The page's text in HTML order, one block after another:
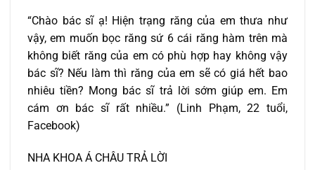
“Chào bác sĩ ạ! Hiện trạng răng của em thưa như
vậy, em muốn bọc răng sứ 6 cái răng hàm trên mà
không biết răng của em có phù hợp hay không vậy
bác sĩ? Nếu làm thì răng của em sẽ có giá hết bao
nhiêu tiền? Mong bác sĩ trả lời sớm giúp em. Em
cám ơn bác sĩ rất nhiều.” (Linh Phạm, 22 tuổi,
Facebook)
NHA KHOA Á CHÂU TRẢ LỜI